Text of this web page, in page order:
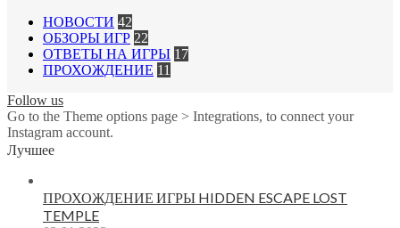
НОВОСТИ 42
ОБЗОРЫ ИГР 22
ОТВЕТЫ НА ИГРЫ 17
ПРОХОЖДЕНИЕ 11
Follow us
Go to the Theme options page > Integrations, to connect your
Instagram account.
Лучшее
ПРОХОЖДЕНИЕ ИГРЫ HIDDEN ESCAPE LOST
TEMPLE